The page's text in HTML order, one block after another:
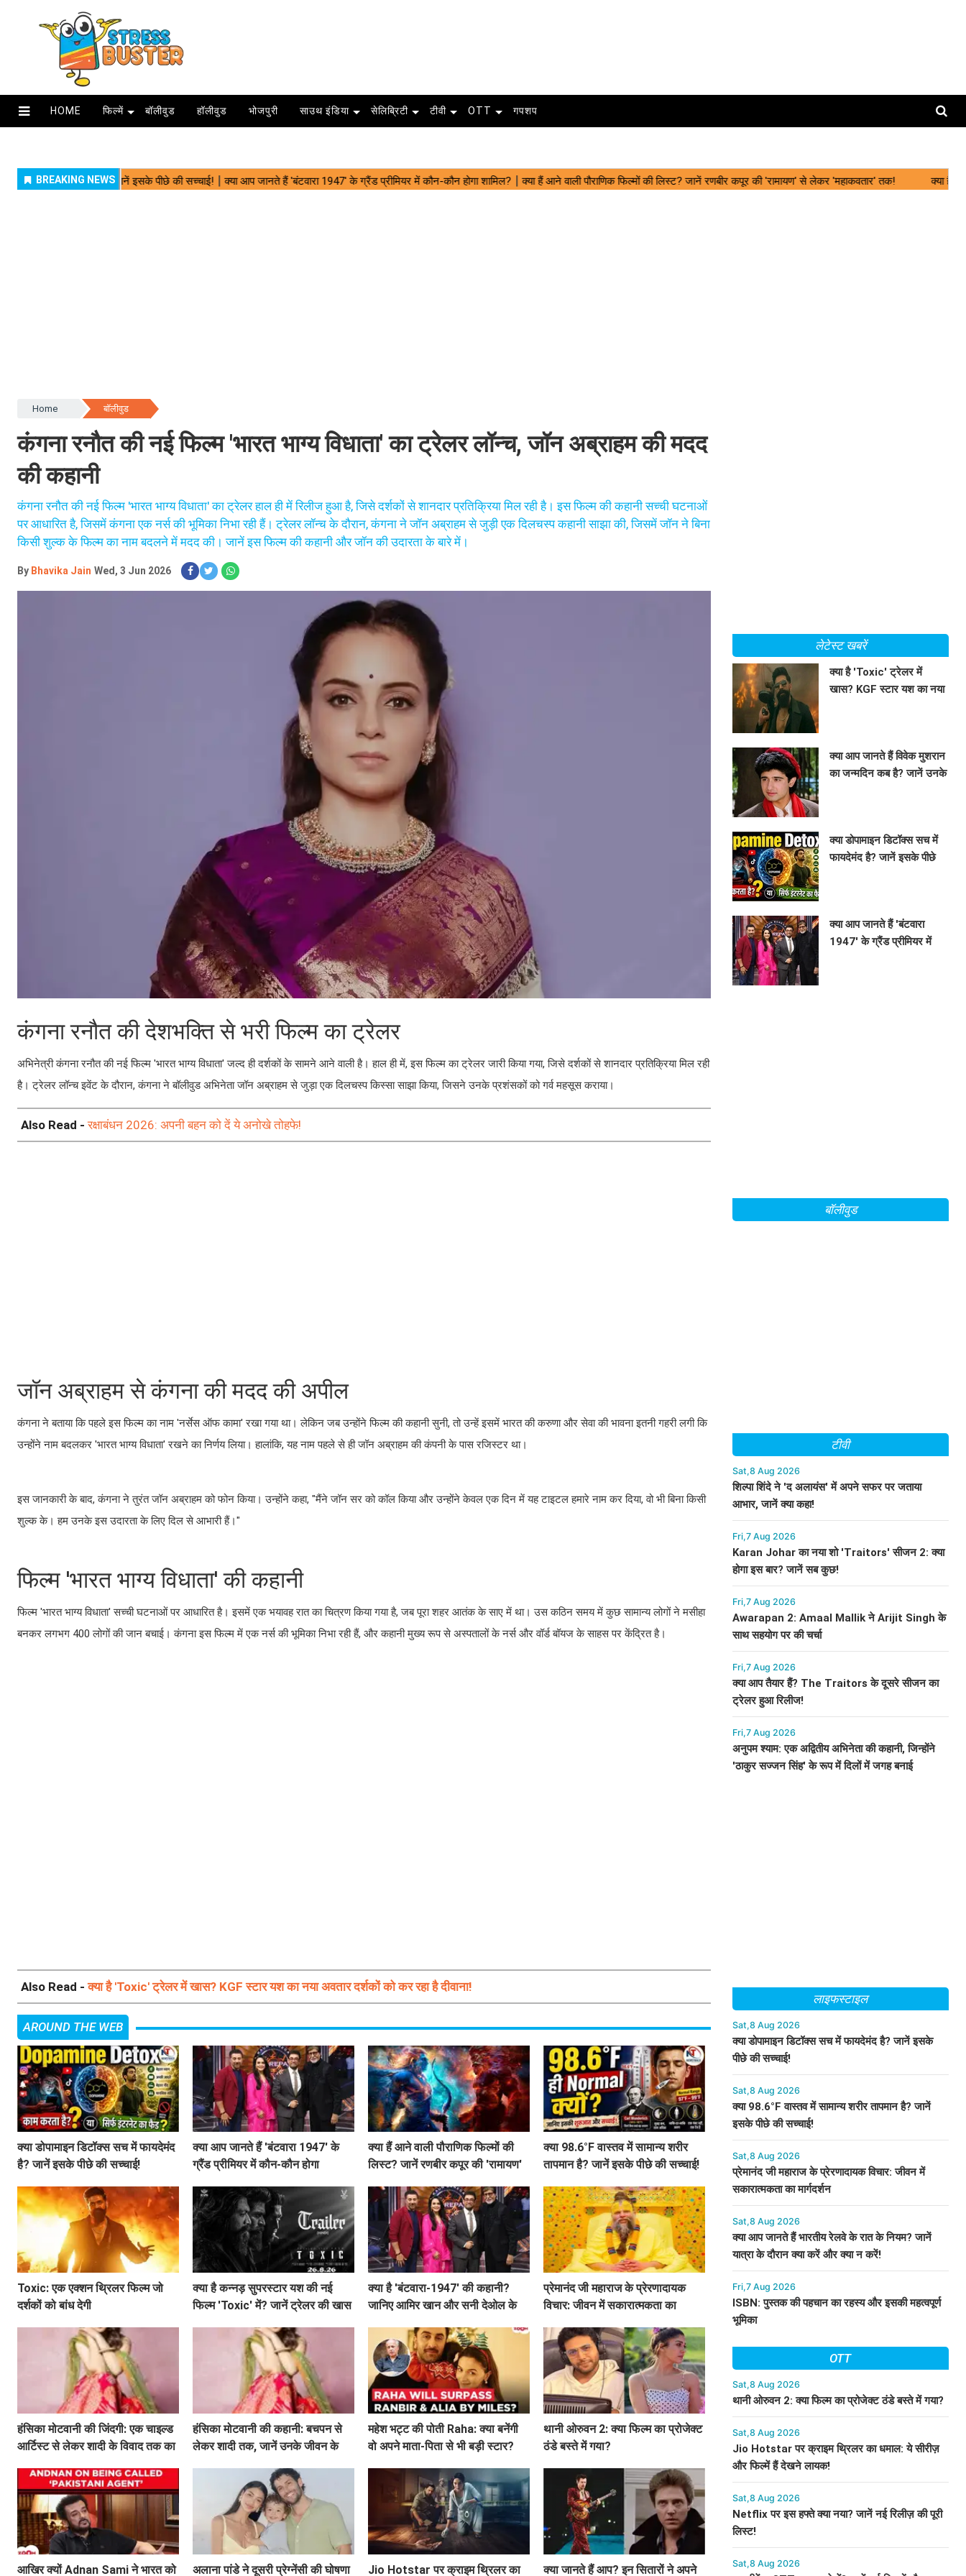
HOME फिल्में बॉलीवुड हॉलीवुड भोजपुरी साउथ इंडिया सेलिब्रिटी टीवी OTT गपशप
Home बॉलीवुड
कंगना रनौत की नई फिल्म 'भारत भाग्य विधाता' का ट्रेलर लॉन्च, जॉन अब्राहम की मदद
की कहानी
कंगना रनौत की नई फिल्म 'भारत भाग्य विधाता' का ट्रेलर हाल ही में रिलीज हुआ है, जिसे दर्शकों से शानदार प्रतिक्रिया मिल रही है। इस फिल्म की कहानी सच्ची घटनाओं
पर आधारित है, जिसमें कंगना एक नर्स की भूमिका निभा रही हैं। ट्रेलर लॉन्च के दौरान, कंगना ने जॉन अब्राहम से जुड़ी एक दिलचस्प कहानी साझा की, जिसमें जॉन ने बिना
किसी शुल्क के फिल्म का नाम बदलने में मदद की। जानें इस फिल्म की कहानी और जॉन की उदारता के बारे में।
By Bhavika Jain Wed, 3 Jun 2026
कंगना रनौत की देशभक्ति से भरी फिल्म का ट्रेलर
अभिनेत्री कंगना रनौत की नई फिल्म 'भारत भाग्य विधाता' जल्द ही दर्शकों के सामने आने वाली है। हाल ही में, इस फिल्म का ट्रेलर जारी किया गया, जिसे दर्शकों से शानदार प्रतिक्रिया मिल रही
है। ट्रेलर लॉन्च इवेंट के दौरान, कंगना ने बॉलीवुड अभिनेता जॉन अब्राहम से जुड़ा एक दिलचस्प किस्सा साझा किया, जिसने उनके प्रशंसकों को गर्व महसूस कराया।
Also Read -रक्षाबंधन 2026: अपनी बहन को दें ये अनोखे तोहफे!
जॉन अब्राहम से कंगना की मदद की अपील
कंगना ने बताया कि पहले इस फिल्म का नाम 'नर्सेस ऑफ कामा' रखा गया था। लेकिन जब उन्होंने फिल्म की कहानी सुनी, तो उन्हें इसमें भारत की करुणा और सेवा की भावना इतनी गहरी लगी कि
उन्होंने नाम बदलकर 'भारत भाग्य विधाता' रखने का निर्णय लिया। हालांकि, यह नाम पहले से ही जॉन अब्राहम की कंपनी के पास रजिस्टर था।
इस जानकारी के बाद, कंगना ने तुरंत जॉन अब्राहम को फोन किया। उन्होंने कहा, "मैंने जॉन सर को कॉल किया और उन्होंने केवल एक दिन में यह टाइटल हमारे नाम कर दिया, वो भी बिना किसी
शुल्क के। हम उनके इस उदारता के लिए दिल से आभारी हैं।"
फिल्म 'भारत भाग्य विधाता' की कहानी
फिल्म 'भारत भाग्य विधाता' सच्ची घटनाओं पर आधारित है। इसमें एक भयावह रात का चित्रण किया गया है, जब पूरा शहर आतंक के साए में था। उस कठिन समय में कुछ सामान्य लोगों ने मसीहा
बनकर लगभग 400 लोगों की जान बचाई। कंगना इस फिल्म में एक नर्स की भूमिका निभा रही हैं, और कहानी मुख्य रूप से अस्पतालों के नर्स और वॉर्ड बॉयज के साहस पर केंद्रित है।
Also Read -क्या है 'Toxic' ट्रेलर में खास? KGF स्टार यश का नया अवतार दर्शकों को कर रहा है दीवाना!
AROUND THE WEB
क्या डोपामाइन डिटॉक्स सच में फायदेमंद
है? जानें इसके पीछे की सच्चाई!
क्या आप जानते हैं 'बंटवारा 1947' के
ग्रैंड प्रीमियर में कौन-कौन होगा
क्या हैं आने वाली पौराणिक फिल्मों की
लिस्ट? जानें रणबीर कपूर की 'रामायण'
क्या 98.6°F वास्तव में सामान्य शरीर
तापमान है? जानें इसके पीछे की सच्चाई!
Toxic: एक एक्शन थ्रिलर फिल्म जो
दर्शकों को बांध देगी
क्या है कन्नड़ सुपरस्टार यश की नई
फिल्म 'Toxic' में? जानें ट्रेलर की खास
क्या है 'बंटवारा-1947' की कहानी?
जानिए आमिर खान और सनी देओल के
प्रेमानंद जी महाराज के प्रेरणादायक
विचार: जीवन में सकारात्मकता का
हंसिका मोटवानी की जिंदगी: एक चाइल्ड
आर्टिस्ट से लेकर शादी के विवाद तक का
हंसिका मोटवानी की कहानी: बचपन से
लेकर शादी तक, जानें उनके जीवन के
महेश भट्ट की पोती Raha: क्या बनेंगी
वो अपने माता-पिता से भी बड़ी स्टार?
थानी ओरुवन 2: क्या फिल्म का प्रोजेक्ट
ठंडे बस्ते में गया?
आखिर क्यों Adnan Sami ने भारत को अलाना पांडे ने दूसरी प्रेग्नेंसी की घोषणा Jio Hotstar पर क्राइम थ्रिलर का क्या जानते हैं आप? इन सितारों ने अपने
लेटेस्ट खबरें
क्या है 'Toxic' ट्रेलर में
खास? KGF स्टार यश का नया
क्या आप जानते हैं विवेक मुशरान
का जन्मदिन कब है? जानें उनके
क्या डोपामाइन डिटॉक्स सच में
फायदेमंद है? जानें इसके पीछे
क्या आप जानते हैं 'बंटवारा
1947' के ग्रैंड प्रीमियर में
बॉलीवुड
टीवी
Sat,8 Aug 2026
शिल्पा शिंदे ने 'द अलायंस' में अपने सफर पर जताया
आभार, जानें क्या कहा!
Fri,7 Aug 2026
Karan Johar का नया शो 'Traitors' सीजन 2: क्या
होगा इस बार? जानें सब कुछ!
Fri,7 Aug 2026
Awarapan 2: Amaal Mallik ने Arijit Singh के
साथ सहयोग पर की चर्चा
Fri,7 Aug 2026
क्या आप तैयार हैं? The Traitors के दूसरे सीजन का
ट्रेलर हुआ रिलीज!
Fri,7 Aug 2026
अनुपम श्याम: एक अद्वितीय अभिनेता की कहानी, जिन्होंने
'ठाकुर सज्जन सिंह' के रूप में दिलों में जगह बनाई
लाइफस्टाइल
Sat,8 Aug 2026
क्या डोपामाइन डिटॉक्स सच में फायदेमंद है? जानें इसके
पीछे की सच्चाई!
Sat,8 Aug 2026
क्या 98.6°F वास्तव में सामान्य शरीर तापमान है? जानें
इसके पीछे की सच्चाई!
Sat,8 Aug 2026
प्रेमानंद जी महाराज के प्रेरणादायक विचार: जीवन में
सकारात्मकता का मार्गदर्शन
Sat,8 Aug 2026
क्या आप जानते हैं भारतीय रेलवे के रात के नियम? जानें
यात्रा के दौरान क्या करें और क्या न करें!
Fri,7 Aug 2026
ISBN: पुस्तक की पहचान का रहस्य और इसकी महत्वपूर्ण
भूमिका
OTT
Sat,8 Aug 2026
थानी ओरुवन 2: क्या फिल्म का प्रोजेक्ट ठंडे बस्ते में गया?
Sat,8 Aug 2026
Jio Hotstar पर क्राइम थ्रिलर का धमाल: ये सीरीज़
और फिल्में हैं देखने लायक!
Sat,8 Aug 2026
Netflix पर इस हफ्ते क्या नया? जानें नई रिलीज़ की पूरी
लिस्ट!
Sat,8 Aug 2026